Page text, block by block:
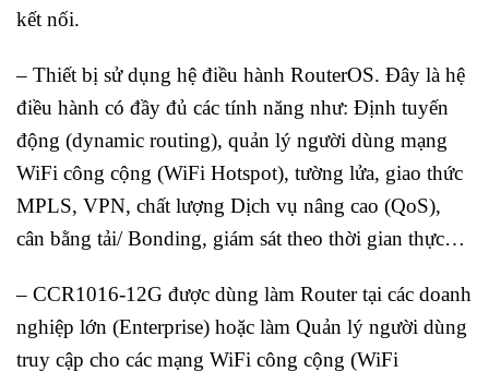
kết nối.
– Thiết bị sử dụng hệ điều hành RouterOS. Đây là hệ
điều hành có đầy đủ các tính năng như: Định tuyến
động (dynamic routing), quản lý người dùng mạng
WiFi công cộng (WiFi Hotspot), tường lửa, giao thức
MPLS, VPN, chất lượng Dịch vụ nâng cao (QoS),
cân bằng tải/ Bonding, giám sát theo thời gian thực…
– CCR1016-12G được dùng làm Router tại các doanh
nghiệp lớn (Enterprise) hoặc làm Quản lý người dùng
truy cập cho các mạng WiFi công cộng (WiFi